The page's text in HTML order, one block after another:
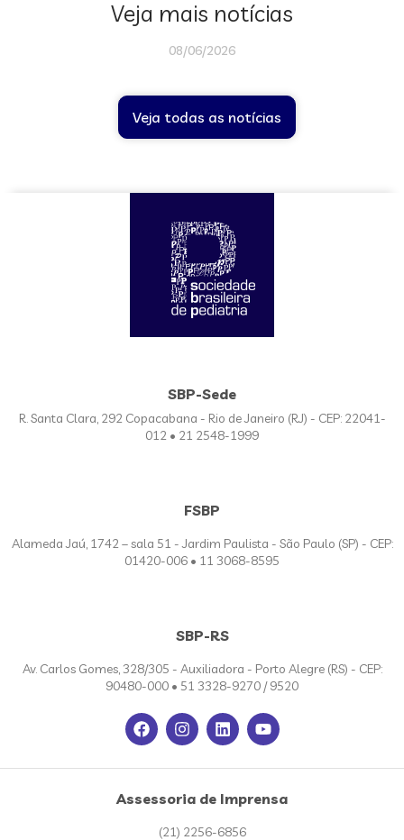
Veja mais notícias
08/06/2026
Veja todas as notícias
SBP-Sede
R. Santa Clara, 292 Copacabana - Rio de Janeiro (RJ) - CEP: 22041-
012 • 21 2548-1999
FSBP
Alameda Jaú, 1742 – sala 51 - Jardim Paulista - São Paulo (SP) - CEP:
01420-006 • 11 3068-8595
SBP-RS
Av. Carlos Gomes, 328/305 - Auxiliadora - Porto Alegre (RS) - CEP:
90480-000 • 51 3328-9270 / 9520
Assessoria de Imprensa
(21) 2256-6856